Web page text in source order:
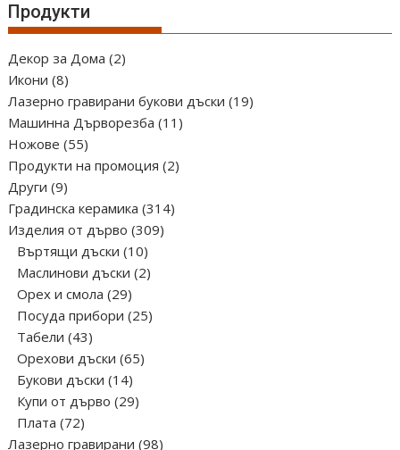
Продукти
Декор за Дома 22
Икони 88
продукта
Лазерно гравирани букови дъски 1919
Машинна Дърворезба 11 11
Ножове 5555
продукта
Продукти на промоция 22
Други 99
продукта
Градинска керамика 314314
Изделия от дърво 309309
Въртящи дъски 1010
продукта
Маслинови дъски 22
Орех и смола 2929
продукта
Посуда прибори 2525
Табели 4343
продукта
Орехови дъски 6565
Букови дъски 1414
продукта
Купи от дърво 2929
Плата 7272
продукта
Лазерно гравирани 9898